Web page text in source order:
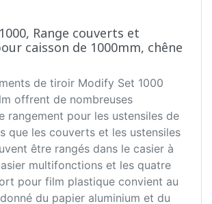
Range couverts et
caisson de 1000mm, chêne
de tiroir Modify Set 1000
offrent de nombreuses
rangement pour les ustensiles de
que les couverts et les ustensiles
être rangés dans le casier à
multifonctions et les quatre
pour film plastique convient au
du papier aluminium et du